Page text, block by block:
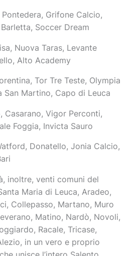
Grifone Calcio,
Soccer Dream
Nuova Taras, Levante
Alto Academy
Tor Tre Teste, Olympia
Martino, Capo di Leuca
Casarano, Vigor Perconti,
Foggia, Invicta Sauro
Donatello, Jonia Calcio,
inoltre, venti comuni del
Maria di Leuca, Aradeo,
Collepasso, Martano, Muro
Matino, Nardò, Novoli,
Racale, Tricase,
in un vero e proprio